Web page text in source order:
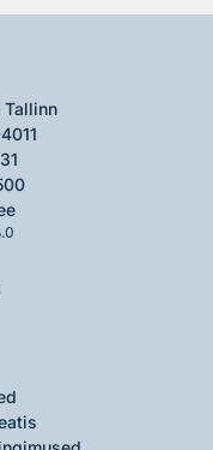
Tallinn